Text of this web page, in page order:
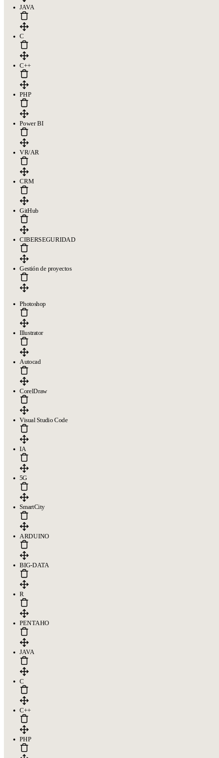
JAVA
C
C++
PHP
Power BI
VR/AR
CRM
GitHub
CIBERSEGURIDAD
Gestión de proyectos
Photoshop
Illustrator
Autocad
CorelDraw
Visual Studio Code
IA
5G
SmartCity
ARDUINO
BIG-DATA
R
PENTAHO
JAVA
C
C++
PHP